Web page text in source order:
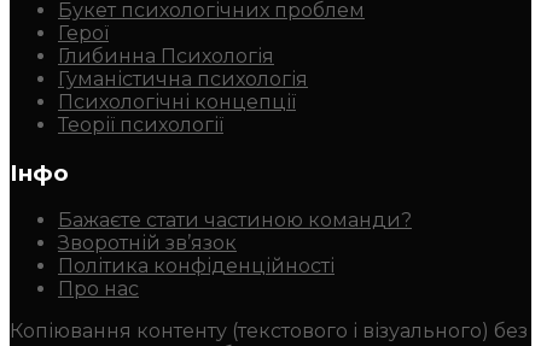
Букет психологічних проблем
Герої
Глибинна Психологія
Гуманістична психологія
Психологічні концепції
Теорії психології
Інфо
Бажаєте стати частиною команди?
Зворотній зв’язок
Політика конфіденційності
Про нас
Копіювання контенту (текстового і візуального) без